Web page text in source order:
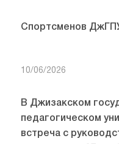
Спортсменов
10/06/2026
В Джизакском
педагогическом
встреча с